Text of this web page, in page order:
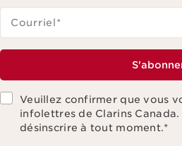
Courriel*
Veuillez confirmer que vous
infolettres de Clarins
désinscrire à tout moment.*